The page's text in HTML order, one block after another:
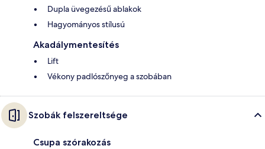
Dupla üvegezésű ablakok
Hagyományos stílusú
Akadálymentesítés
Lift
Vékony padlószőnyeg a szobában
Szobák felszereltsége
Csupa szórakozás